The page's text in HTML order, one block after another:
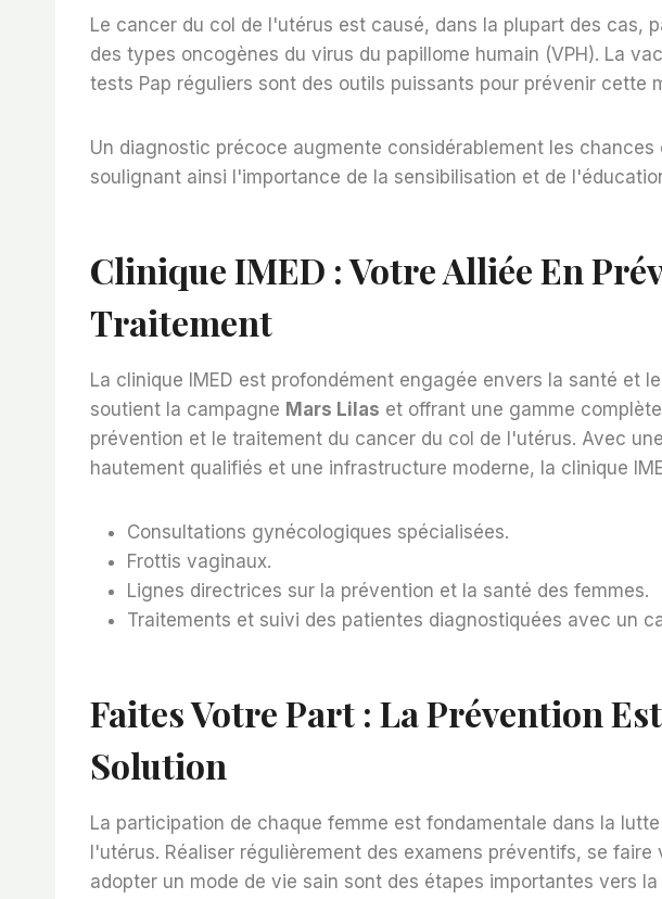
Le cancer du col de l'utérus est causé, dans la plupart des cas,
des types oncogènes du virus du papillome humain (VPH). La
tests Pap réguliers sont des outils puissants pour prévenir cette
Un diagnostic précoce augmente considérablement les
soulignant ainsi l'importance de la sensibilisation et de
Clinique IMED : Votre Alliée En
Traitement
La clinique IMED est profondément engagée envers la santé et
soutient la campagne Mars Lilas et offrant une gamme
prévention et le traitement du cancer du col de l'utérus. Avec
hautement qualifiés et une infrastructure moderne, la clinique
Consultations gynécologiques spécialisées.
Frottis vaginaux.
Lignes directrices sur la prévention et la santé des femmes.
Traitements et suivi des patientes diagnostiquées avec un
Faites Votre Part : La Prévention
Solution
La participation de chaque femme est fondamentale dans la
l'utérus. Réaliser régulièrement des examens préventifs, se
adopter un mode de vie sain sont des étapes importantes vers la